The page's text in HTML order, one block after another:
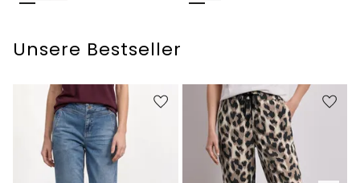
Unsere Bestseller